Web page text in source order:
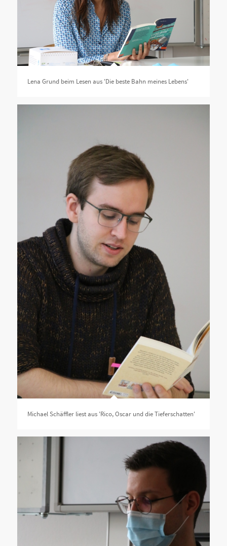
Lena Grund beim Lesen aus 'Die beste Bahn meines Lebens'
Michael Schäffler liest aus 'Rico, Oscar und die Tieferschatten'